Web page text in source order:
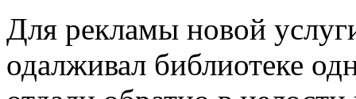
Для рекламы новой
одалживал библиотеке